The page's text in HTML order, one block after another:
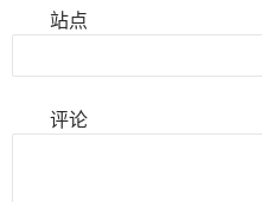
站点
评论